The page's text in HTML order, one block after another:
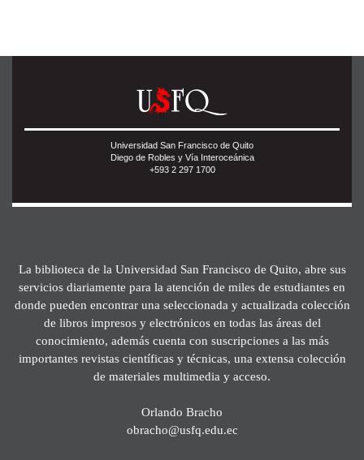
Universidad San Francisco de Quito
Diego de Robles y Vía Interoceánica
+593 2 297 1700
La biblioteca de la Universidad San Francisco de Quito, abre sus
servicios diariamente para la atención de miles de estudiantes en
donde pueden encontrar una seleccionada y actualizada colección
de libros impresos y electrónicos en todas las áreas del
conocimiento, además cuenta con suscripciones a las más
importantes revistas científicas y técnicas, una extensa colección
de materiales multimedia y acceso.
Orlando Bracho
obracho@usfq.edu.ec